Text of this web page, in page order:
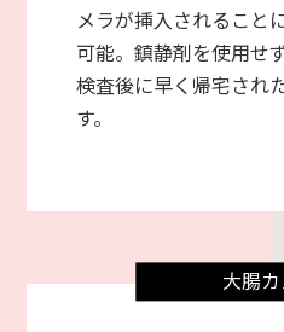
メラが挿入されること
可能。鎮静剤を使用せ
検査後に早く帰宅され
す。
大腸